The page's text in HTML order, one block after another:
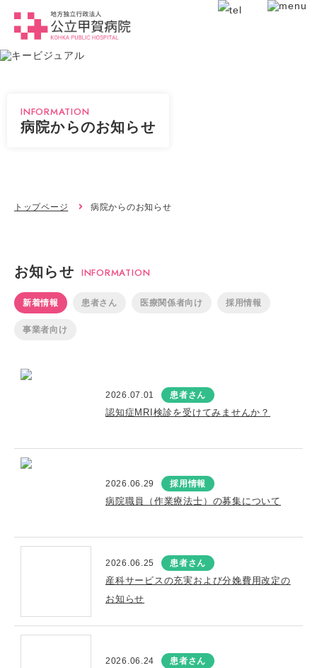
INFORMATION
病院からのお知らせ
トップページ 病院からのお知らせ
お知らせ INFORMATION
新着情報 患者さん 医療関係者向け 採用情報
事業者向け
2026.07.01 患者さん
認知症MRI検診を受けてみませんか？
2026.06.29 採用情報
病院職員（作業療法士）の募集について
2026.06.25 患者さん
産科サービスの充実および分娩費用改定の
お知らせ
2026.06.24 患者さん